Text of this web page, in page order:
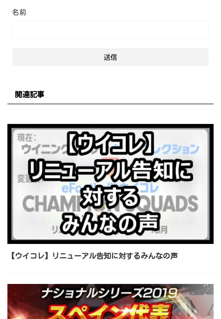
名前
関連記事
【ウイコレ】リニューアル告知に対するみんなの声